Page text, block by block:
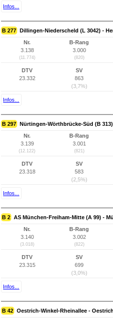
Infos...
B 277 Dillingen-Niederscheld (L 3042) -
Nr.
3.138
(11.774)
B-Rang
3.000
(820)
DTV
23.332
SV
863
(3,7%)
Infos...
B 297 Nürtingen-Wörthbrücke-Süd (B
Nr.
3.139
(12.122)
B-Rang
3.001
(821)
DTV
23.318
SV
583
(2,5%)
Infos...
B 2 AS München-Freiham-Mitte (A 99) -
Nr.
3.140
(3.018)
B-Rang
3.002
(822)
DTV
23.315
SV
699
(3,0%)
Infos...
B 42 Oestrich-Winkel-Rheinallee -